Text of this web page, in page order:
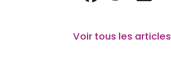
Voir tous les articles